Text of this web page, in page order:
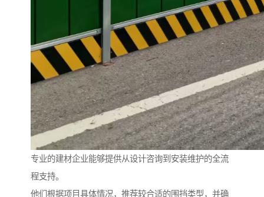
专业的建材企业能够提供从设计咨询到安装维护的全流
程支持。
他们根据项目具体情况，推荐较合适的围挡类型，并确